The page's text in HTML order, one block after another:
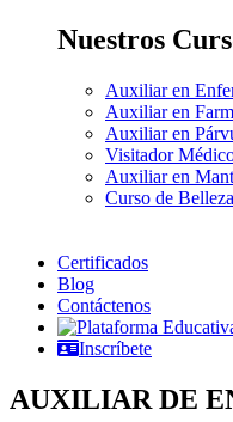
Nuestros
Auxiliar en
Auxiliar en
Auxiliar en
Visitador
Auxiliar en
Curso de Belleza
Certificados
Blog
Contáctenos
Inscríbete
AUXILIAR DE